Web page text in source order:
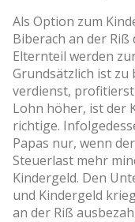
Als Option zum
Biberach an der
Elternteil werden
Grundsätzlich ist zu
verdienst,
Lohn höher, ist der
richtige.
Papas nur, wenn
Steuerlast mehr
Kindergeld. Den
und Kindergeld
an der Riß